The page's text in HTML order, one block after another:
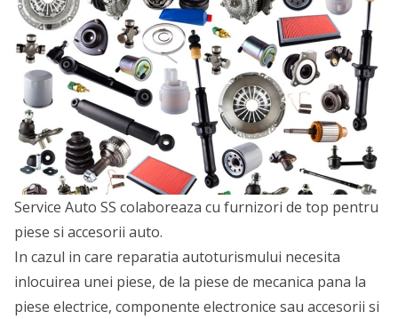
Service Auto SS colaboreaza cu furnizori de top pentru
piese si accesorii auto.
In cazul in care reparatia autoturismului necesita
inlocuirea unei piese, de la piese de mecanica pana la
piese electrice, componente electronice sau accesorii si